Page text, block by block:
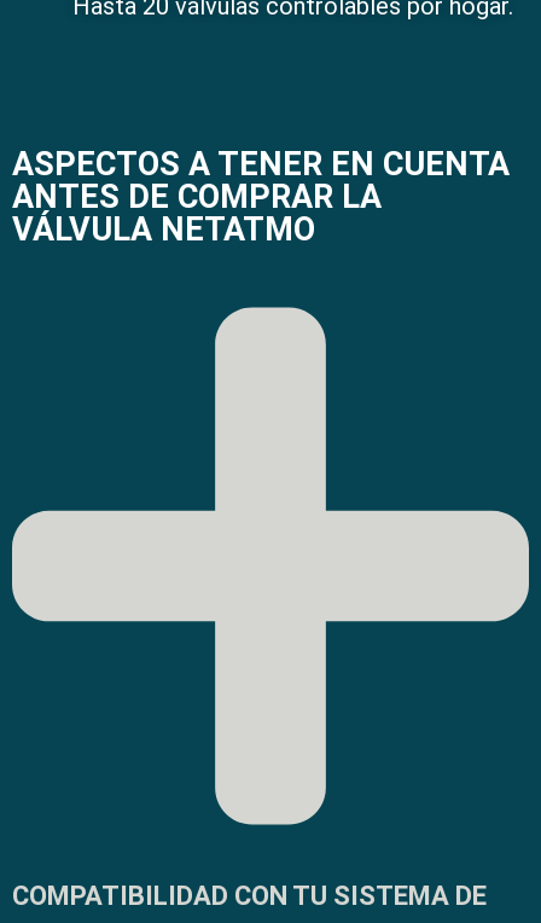
Hasta 20 válvulas controlables por hogar.
ASPECTOS A TENER EN CUENTA
ANTES DE COMPRAR LA
VÁLVULA NETATMO
COMPATIBILIDAD CON TU SISTEMA DE